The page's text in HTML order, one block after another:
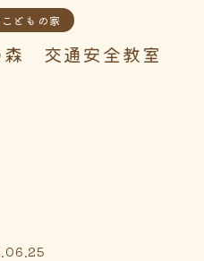
どもの家
森 交通安全教室